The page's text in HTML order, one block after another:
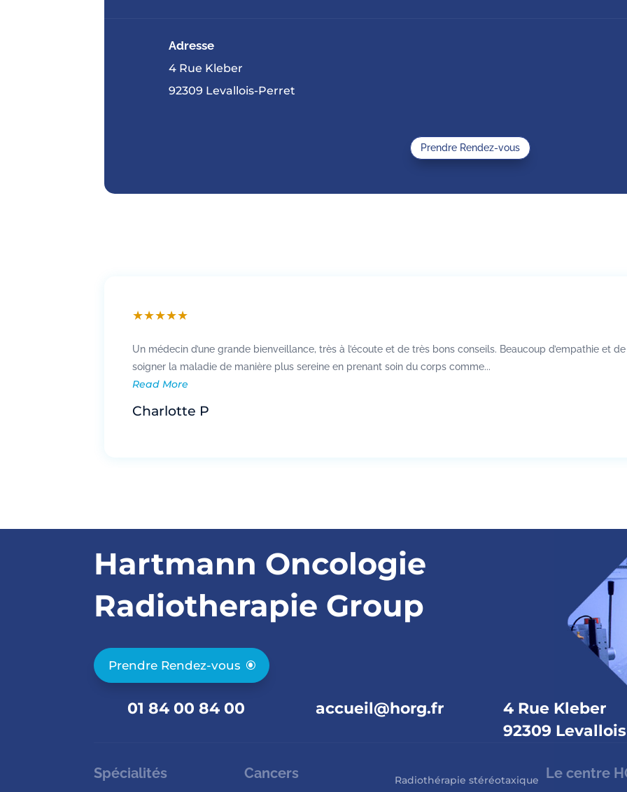
Adresse
4 Rue Kleber
92309 Levallois-Perret
Prendre Rendez-vous
★★★★★
Un médecin d’une grande bienveillance, très à l’écoute et de très bons conseils. Beaucoup d’empathie et
soigner la maladie de manière plus sereine en prenant soin du corps comme...
Read More
Charlotte P
Hartmann Oncologie
Radiotherapie Group
Prendre Rendez-vous
01 84 00 84 00 accueil@horg.fr
4 Rue Kleber
92309
Spécialités Cancers Radiothérapie stéréotaxique Le centre